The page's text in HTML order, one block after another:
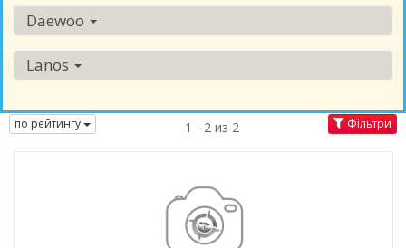
Daewoo
Lanos
по рейтингу 1 - 2 из 2 Фільтри